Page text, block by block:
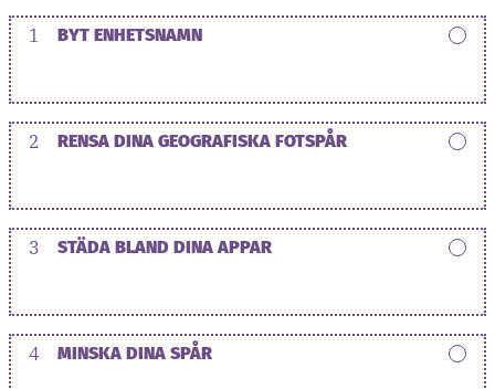
1 BYT ENHETSNAMN
2 RENSA DINA GEOGRAFISKA FOTSPÅR
3 STÄDA BLAND DINA APPAR
4 MINSKA DINA SPÅR